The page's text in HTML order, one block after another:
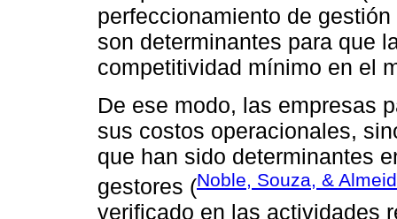
perfeccionamiento de
son determinantes para que
competitividad mínimo en el
De ese modo, las empresas
sus costos operacionales,
que han sido determinantes
gestores (Noble, Souza, &
verificado en las actividades